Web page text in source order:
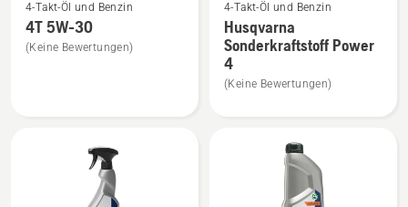
Details
zu
4T
4-Takt-Öl und Benzin
4T 5W-30
(Keine Bewertungen)
Details
zu
Husqvarna
Sonderkraftstoff
4-Takt-Öl und Benzin
Husqvarna
Sonderkraftstoff Power
4
(Keine Bewertungen)